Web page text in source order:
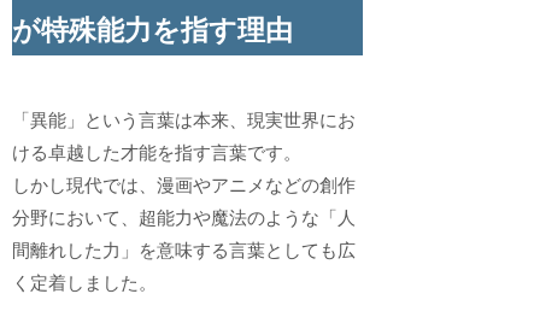
が特殊能力を指す理由
「異能」という言葉は本来、現実世界にお
ける卓越した才能を指す言葉です。
しかし現代では、漫画やアニメなどの創作
分野において、超能力や魔法のような「人
間離れした力」を意味する言葉としても広
く定着しました。